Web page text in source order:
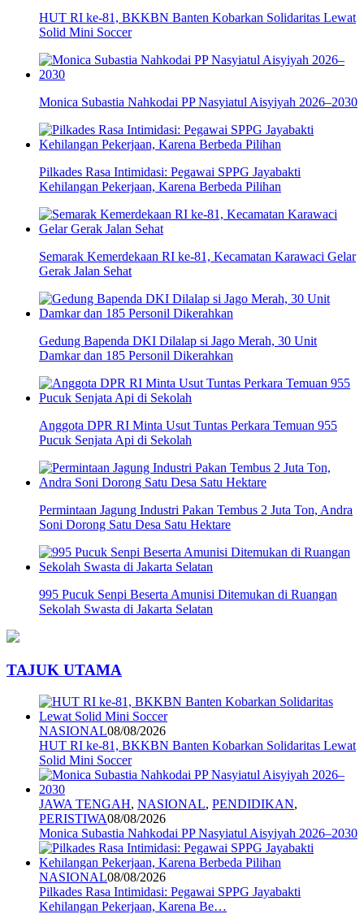
HUT RI ke-81, BKKBN Banten Kobarkan Solidaritas Lewat
Solid Mini Soccer
Monica Subastia Nahkodai PP Nasyiatul Aisyiyah 2026–2030
Pilkades Rasa Intimidasi: Pegawai SPPG Jayabakti
Kehilangan Pekerjaan, Karena Berbeda Pilihan
Semarak Kemerdekaan RI ke-81, Kecamatan Karawaci Gelar
Gerak Jalan Sehat
Gedung Bapenda DKI Dilalap si Jago Merah, 30 Unit
Damkar dan 185 Personil Dikerahkan
Anggota DPR RI Minta Usut Tuntas Perkara Temuan 955
Pucuk Senjata Api di Sekolah
Permintaan Jagung Industri Pakan Tembus 2 Juta Ton, Andra
Soni Dorong Satu Desa Satu Hektare
995 Pucuk Senpi Beserta Amunisi Ditemukan di Ruangan
Sekolah Swasta di Jakarta Selatan
TAJUK UTAMA
NASIONAL08/08/2026
HUT RI ke-81, BKKBN Banten Kobarkan Solidaritas Lewat
Solid Mini Soccer
JAWA TENGAH, NASIONAL, PENDIDIKAN,
PERISTIWA08/08/2026
Monica Subastia Nahkodai PP Nasyiatul Aisyiyah 2026–2030
NASIONAL08/08/2026
Pilkades Rasa Intimidasi: Pegawai SPPG Jayabakti
Kehilangan Pekerjaan, Karena Be…